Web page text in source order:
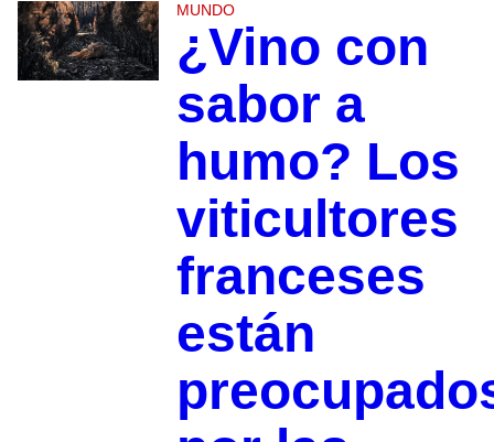
MUNDO
¿Vino con
sabor a
humo? Los
viticultores
franceses
están